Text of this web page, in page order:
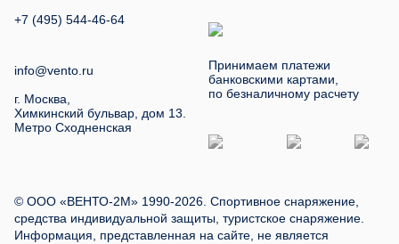
+7 (495) 544-46-64
info@vento.ru
г. Москва,
Химкинский бульвар, дом 13.
Метро Сходненская
Принимаем платежи
банковскими картами,
по безналичному расчету
© ООО «ВЕНТО-2М» 1990-2026. Спортивное снаряжение,
средства индивидуальной защиты, туристское снаряжение.
Информация, представленная на сайте, не является